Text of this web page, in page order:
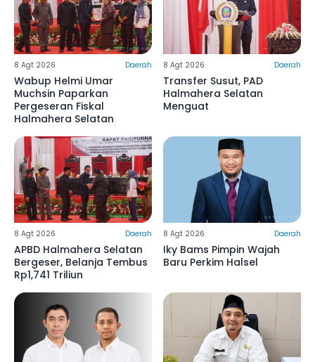
8 Agt 2026 Daerah
Wabup Helmi Umar
Muchsin Paparkan
Pergeseran Fiskal
Halmahera Selatan
8 Agt 2026 Daerah
Transfer Susut, PAD
Halmahera Selatan
Menguat
8 Agt 2026 Daerah
APBD Halmahera Selatan
Bergeser, Belanja Tembus
Rp1,741 Triliun
8 Agt 2026 Daerah
Iky Bams Pimpin Wajah
Baru Perkim Halsel